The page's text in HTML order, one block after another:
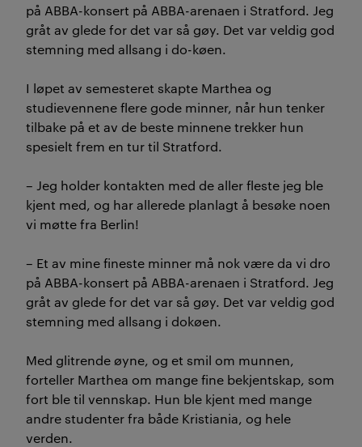
på ABBA-konsert på ABBA-arenaen i Stratford. Jeg
gråt av glede for det var så gøy. Det var veldig god
stemning med allsang i do-køen.
I løpet av semesteret skapte Marthea og
studievennene flere gode minner, når hun tenker
tilbake på et av de beste minnene trekker hun
spesielt frem en tur til Stratford.
– Jeg holder kontakten med de aller fleste jeg ble
kjent med, og har allerede planlagt å besøke noen
vi møtte fra Berlin!
– Et av mine fineste minner må nok være da vi dro
på ABBA-konsert på ABBA-arenaen i Stratford. Jeg
gråt av glede for det var så gøy. Det var veldig god
stemning med allsang i dokøen.
Med glitrende øyne, og et smil om munnen,
forteller Marthea om mange fine bekjentskap, som
fort ble til vennskap. Hun ble kjent med mange
andre studenter fra både Kristiania, og hele
verden.